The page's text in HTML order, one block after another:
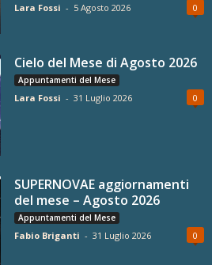
Lara Fossi - 5 Agosto 2026 0
Cielo del Mese di Agosto 2026
Appuntamenti del Mese
Lara Fossi - 31 Luglio 2026 0
SUPERNOVAE aggiornamenti
del mese – Agosto 2026
Appuntamenti del Mese
Fabio Briganti - 31 Luglio 2026 0